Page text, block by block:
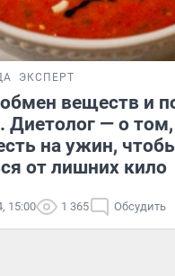
ЭКСПЕРТ
веществ и
Диетолог — о
на ужин,
от лишних кило
15:00 1 365 Обсудить